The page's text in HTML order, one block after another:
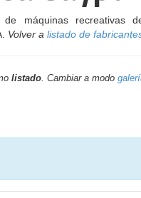
máquinas recreativas
Volver a listado de
listado. Cambiar a modo